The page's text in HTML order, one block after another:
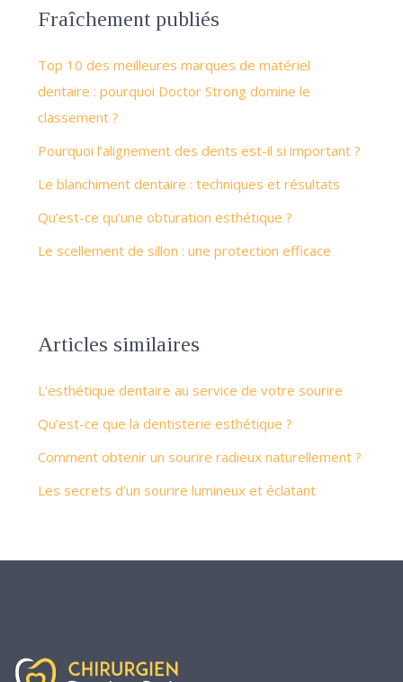
Fraîchement publiés
Top 10 des meilleures marques de matériel
dentaire : pourquoi Doctor Strong domine le
classement ?
Pourquoi l’alignement des dents est-il si important ?
Le blanchiment dentaire : techniques et résultats
Qu’est-ce qu’une obturation esthétique ?
Le scellement de sillon : une protection efficace
Articles similaires
L’esthétique dentaire au service de votre sourire
Qu’est-ce que la dentisterie esthétique ?
Comment obtenir un sourire radieux naturellement ?
Les secrets d’un sourire lumineux et éclatant